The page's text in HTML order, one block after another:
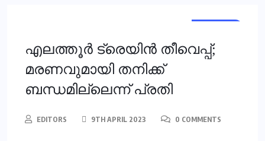
എലത്തൂർ ട്രെയിൻ തീവെപ്പ്;
മരണവുമായി തനിക്ക്
ബന്ധമില്ലെന്ന് പ്രതി
EDITORS 9TH APRIL 2023 0 COMMENTS